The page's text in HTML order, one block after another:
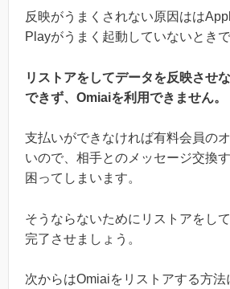
反映がうまくされない原因はは
Playがうまく起動していないときで
リストアをしてデータを反映させ
できず、Omiaiを利用できません。
支払いができなければ有料会員の
いので、相手とのメッセージ交換
困ってしまいます。
そうならないためにリストアをし
完了させましょう。
次からはOmiaiをリストアする方法